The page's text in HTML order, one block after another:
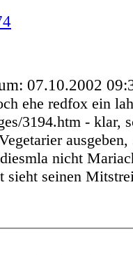
07.10.2002
ehe redfox ein
3194.htm - klar,
nicht
sieht seinen